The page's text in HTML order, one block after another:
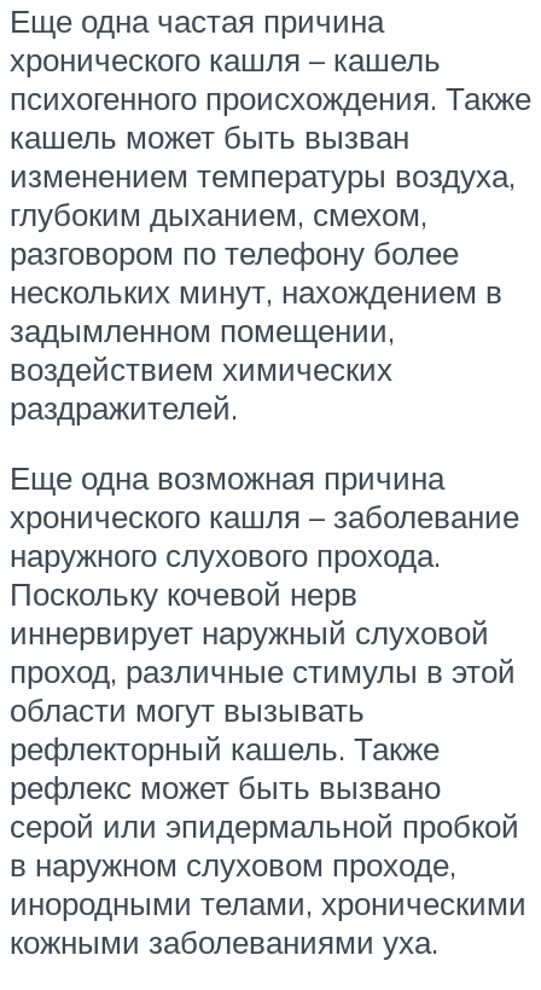
Еще одна частая причина
хронического кашля – кашель
психогенного происхождения. Также
кашель может быть вызван
изменением температуры воздуха,
глубоким дыханием, смехом,
разговором по телефону более
нескольких минут, нахождением в
задымленном помещении,
воздействием химических
раздражителей.
Еще одна возможная причина
хронического кашля – заболевание
наружного слухового прохода.
Поскольку кочевой нерв
иннервирует наружный слуховой
проход, различные стимулы в этой
области могут вызывать
рефлекторный кашель. Также
рефлекс может быть вызвано
серой или эпидермальной пробкой
в ​​наружном слуховом проходе,
инородными телами, хроническими
кожными заболеваниями уха.